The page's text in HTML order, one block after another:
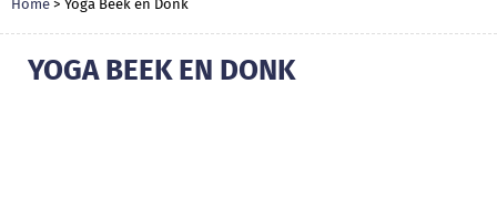
Home > Yoga Beek en Donk
YOGA BEEK EN DONK